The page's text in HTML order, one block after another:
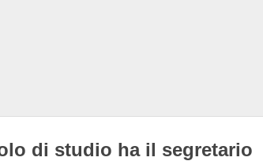
di studio ha il segretario